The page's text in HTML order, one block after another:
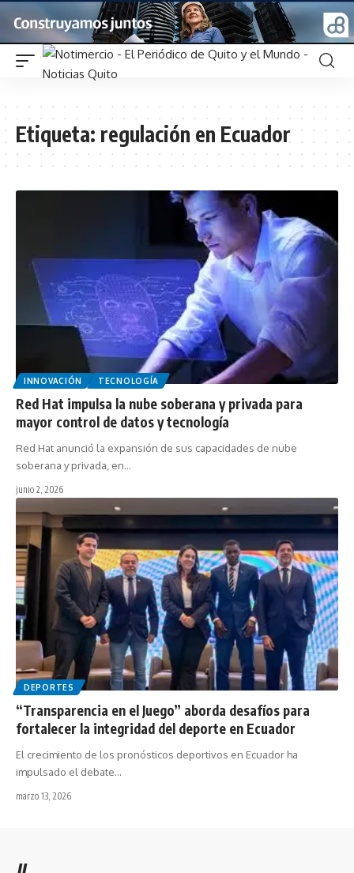
Etiqueta:regulación en Ecuador
INNOVACIÓN TECNOLOGÍA
Red Hat impulsa la nube soberana y privada para
mayor control de datos y tecnología
Red Hat anunció la expansión de sus capacidades de nube
soberana y privada, en…
junio 2, 2026
DEPORTES
“Transparencia en el Juego” aborda desafíos para
fortalecer la integridad del deporte en Ecuador
El crecimiento de los pronósticos deportivos en Ecuador ha
impulsado el debate…
marzo 13, 2026